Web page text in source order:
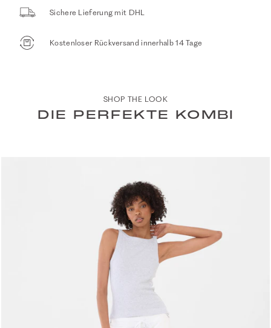
Sichere Lieferung mit DHL
Kostenloser Rückversand innerhalb 14 Tage
SHOP THE LOOK
DIE PERFEKTE KOMBI